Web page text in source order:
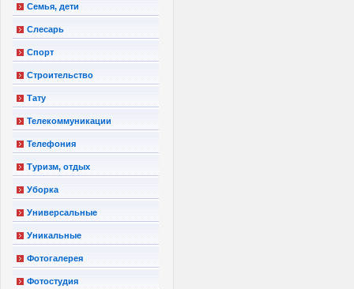
Семья, дети
Слесарь
Спорт
Строительство
Тату
Телекоммуникации
Телефония
Туризм, отдых
Уборка
Универсальные
Уникальные
Фотогалерея
Фотостудия